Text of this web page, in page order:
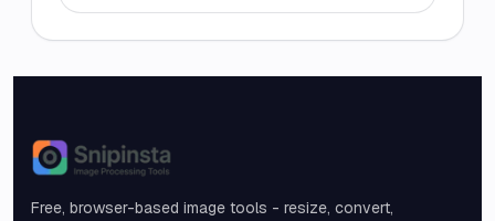
Snipinsta
Free, browser-based image tools - resize, convert,